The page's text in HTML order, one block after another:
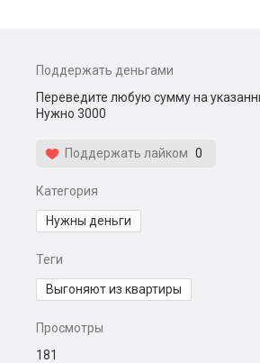
Поддержать деньгами
Переведите любую сумму на
Нужно 3000
Поддержать лайком 0
Категория
Нужны деньги
Теги
Выгоняют из квартиры
Просмотры
181